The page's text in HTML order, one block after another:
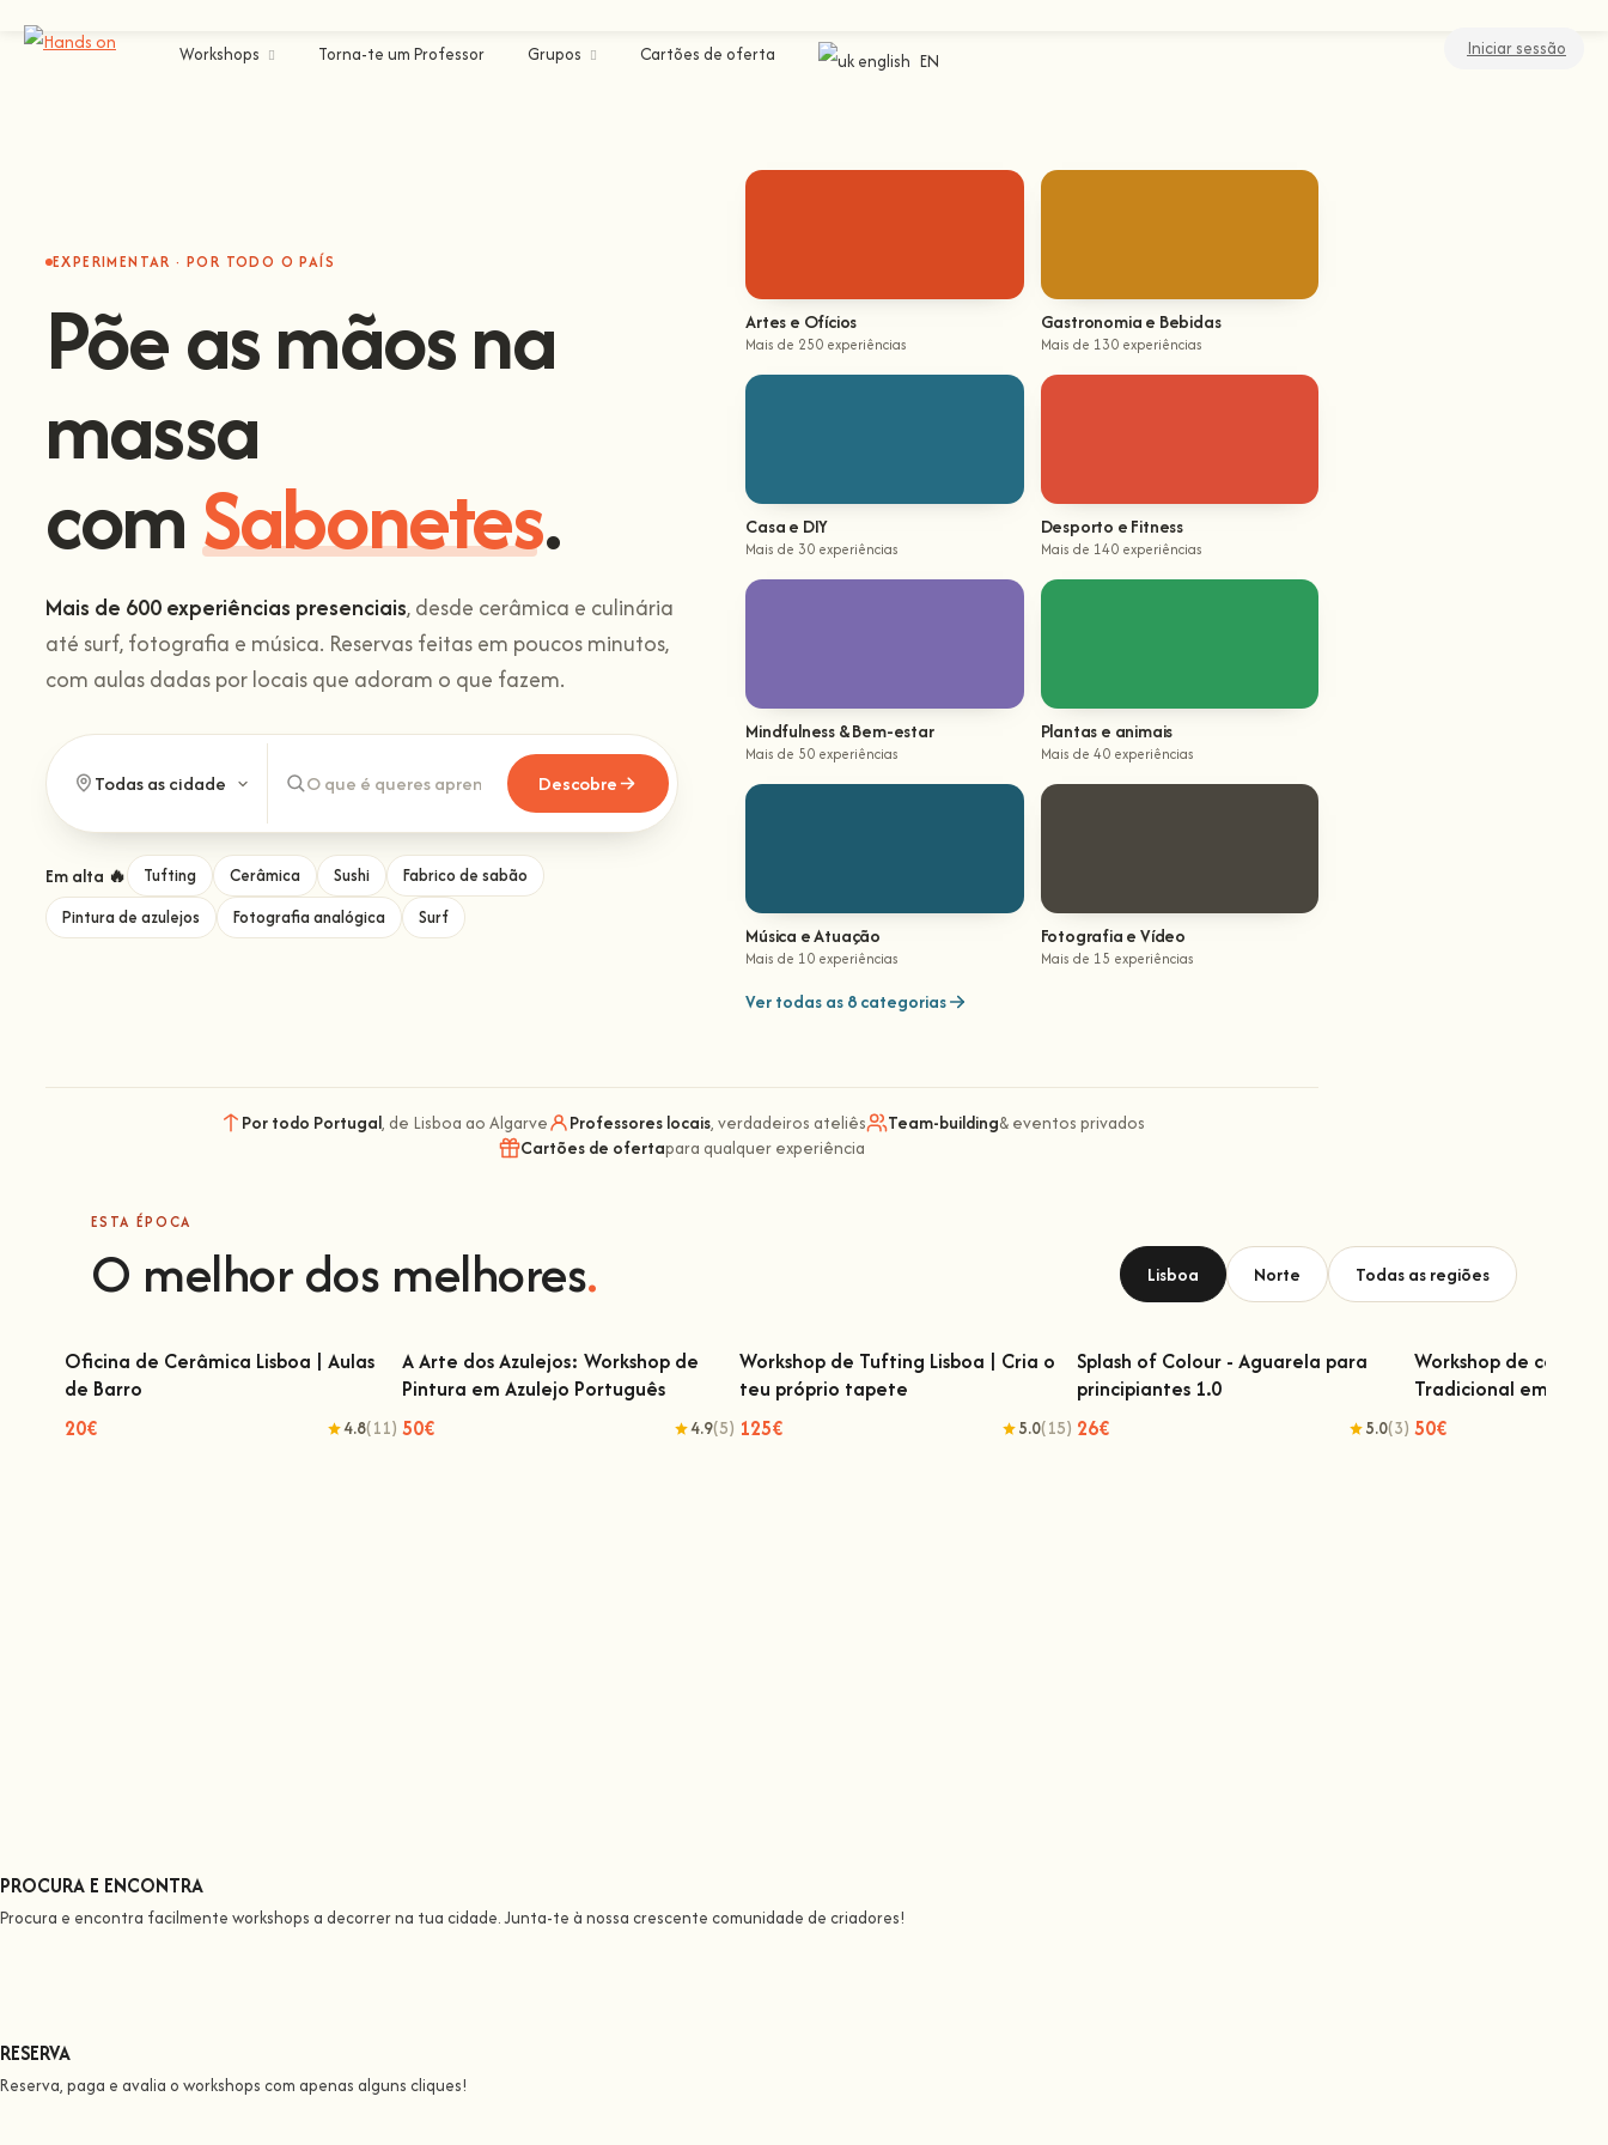
Workshops Torna-te um Professor Grupos Cartões de oferta EN
Iniciar sessão
EXPERIMENTAR · POR TODO O PAÍS
Põe as mãos na
massa
comEscalada.
Mais de 600 experiências presenciais, desde cerâmica e culinária
até surf, fotografia e música. Reservas feitas em poucos minutos,
com aulas dadas por locais que adoram o que fazem.
Descobre
Em alta 🔥 Tufting Cerâmica Sushi
Fabrico de sabão
Pintura de azulejos
Fotografia analógica Surf
Artes e Ofícios
Mais de 250 experiências
Gastronomia e Bebidas
Mais de 130 experiências
Casa e DIY
Mais de 30 experiências
Desporto e Fitness
Mais de 140 experiências
Mindfulness & Bem-estar
Mais de 50 experiências
Plantas e animais
Mais de 40 experiências
Música e Atuação
Mais de 10 experiências
Fotografia e Vídeo
Mais de 15 experiências
Ver todas as 8 categorias
Por todo Portugal, de Lisboa ao Algarve Professores locais, verdadeiros ateliês Team-building& eventos privados
Cartões de ofertapara qualquer experiência
ESTA ÉPOCA
O melhor dos melhores. Lisboa Norte Todas as regiões
Oficina de Cerâmica Lisboa | Aulas de
Oficina de Cerâmica Lisboa | Aulas
de Barro
20€
4.8(11)
A Arte dos Azulejos: Workshop de Pintura
A Arte dos Azulejos: Workshop de
Pintura em Azulejo Português
50€
4.9(5)
Workshop de Tufting Lisboa | Cria o teu
Workshop de Tufting Lisboa | Cria o
teu próprio tapete
125€
5.0(15)
Splash of Colour - Aguarela para
Splash of Colour - Aguarela para
principiantes 1.0
26€
5.0(3)
Workshop de
Workshop de
Tradicional em Lisboa
50€
PROCURA E ENCONTRA
Procura e encontra facilmente workshops a decorrer na tua cidade. Junta-te à nossa crescente comunidade de criadores!
RESERVA
Reserva, paga e avalia o workshops com apenas alguns cliques!